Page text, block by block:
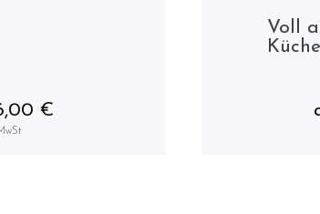
€
Voll
Küche